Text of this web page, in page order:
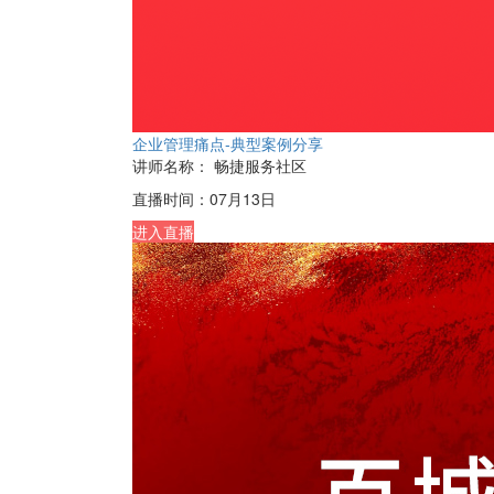
企业管理痛点-典型案例分享
讲师名称： 畅捷服务社区
直播时间： 07月13日
进入直播